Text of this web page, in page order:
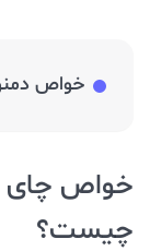
خواص
خواص چای
چیست؟